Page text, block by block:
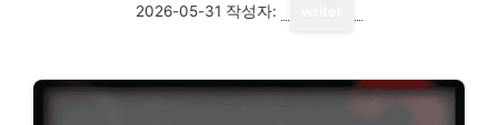
2026-05-31 작성자: